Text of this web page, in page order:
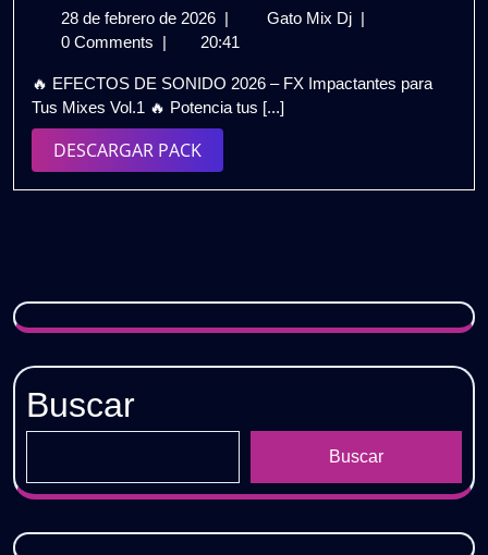
|
28 de febrero de 2026 28
de
de
2026
| Gato Mix Dj EFECTOS
2026
Gratis
|
0 Comments | 20:41
🔥 EFECTOS DE SONIDO 2026 – FX Impactantes para
Tus Mixes Vol.1 🔥 Potencia tus [...]
DESCARGAR PACKDESCARGAR
PACK
Buscar
Buscar